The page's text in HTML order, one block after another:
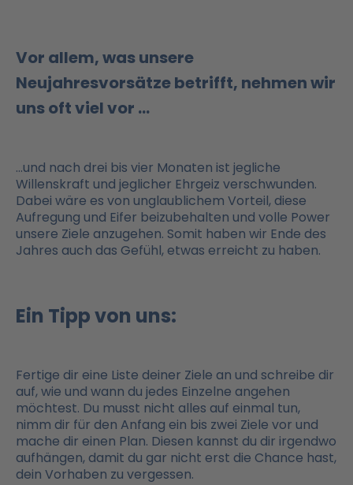
Vor allem, was unsere
Neujahresvorsätze betrifft, nehmen wir
uns oft viel vor …
…und nach drei bis vier Monaten ist jegliche
Willenskraft und jeglicher Ehrgeiz verschwunden.
Dabei wäre es von unglaublichem Vorteil, diese
Aufregung und Eifer beizubehalten und volle Power
unsere Ziele anzugehen. Somit haben wir Ende des
Jahres auch das Gefühl, etwas erreicht zu haben.
Ein Tipp von uns:
Fertige dir eine Liste deiner Ziele an und schreibe dir
auf, wie und wann du jedes Einzelne angehen
möchtest. Du musst nicht alles auf einmal tun,
nimm dir für den Anfang ein bis zwei Ziele vor und
mache dir einen Plan. Diesen kannst du dir irgendwo
aufhängen, damit du gar nicht erst die Chance hast,
dein Vorhaben zu vergessen.